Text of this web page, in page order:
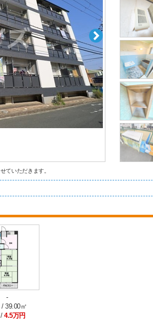
ていただきます。
-
39.00㎡
4.5万円